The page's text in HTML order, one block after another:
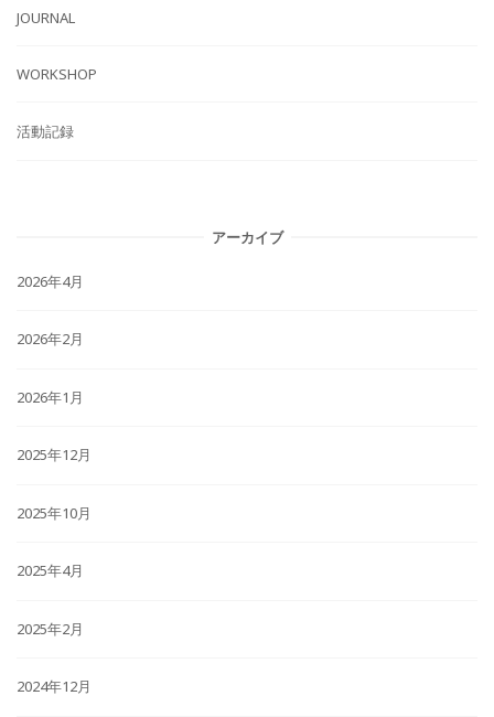
JOURNAL
WORKSHOP
活動記録
アーカイブ
2026年4月
2026年2月
2026年1月
2025年12月
2025年10月
2025年4月
2025年2月
2024年12月